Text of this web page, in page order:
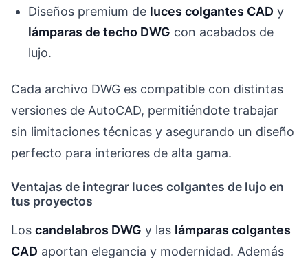
Diseños premium de luces colgantes CAD y
lámparas de techo DWG con acabados de
lujo.
Cada archivo DWG es compatible con distintas
versiones de AutoCAD, permitiéndote trabajar
sin limitaciones técnicas y asegurando un diseño
perfecto para interiores de alta gama.
Ventajas de integrar luces colgantes de lujo en
tus proyectos
Los candelabros DWG y las lámparas colgantes
CAD aportan elegancia y modernidad. Además